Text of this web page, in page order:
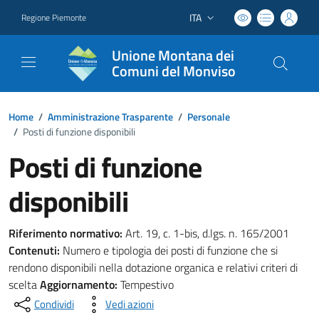
Regione Piemonte Lingua attiva:
ITA
Unione Montana dei
Comuni del Monviso
Home / Amministrazione Trasparente / Personale
/ Posti di funzione disponibili
Posti di funzione
disponibili
Riferimento normativo: Art. 19, c. 1-bis, d.lgs. n. 165/2001
Contenuti: Numero e tipologia dei posti di funzione che si
rendono disponibili nella dotazione organica e relativi criteri di
sceltaAggiornamento: Tempestivo
Condividi Vedi azioni